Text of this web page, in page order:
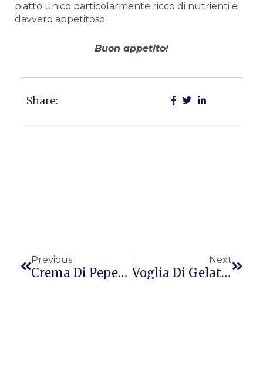
piatto unico particolarmente ricco di nutrienti e
davvero appetitoso.
Buon appetito!
Share:
Previous
Crema Di Peperoni
Next
Voglia Di Gelato? I Nostri Consigli Per Mangiarlo Senza Ingrassare